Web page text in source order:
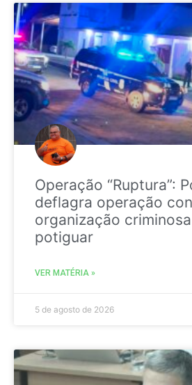
Operação “Ruptura”:
deflagra operação
organização
potiguar
VER MATÉRIA »
5 de agosto de 2026